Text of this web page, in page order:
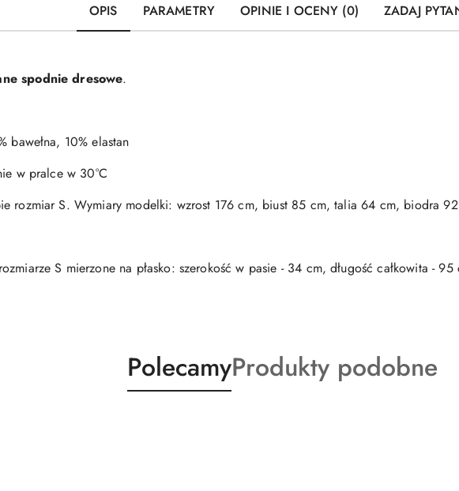
OPIS PARAMETRY OPINIE I OCENY (0) ZADAJ
spodnie dresowe.
bawełna, 10% elastan
w pralce w 30°C
rozmiar S. Wymiary modelki: wzrost 176 cm, biust 85 cm, talia 64 cm, biodra
S mierzone na płasko: szerokość w pasie - 34 cm, długość całkowita - 95
Produkty
o
PolecamyProdukty
o
Produkty podobne